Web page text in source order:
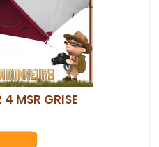
4 MSR GRISE